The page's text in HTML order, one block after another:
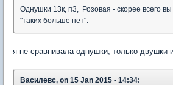
Однушки 13к, п3, Розовая - скорее всего
"таких больше нет".
я не сравнивала однушки, только двушки
Василевс, on 15 Jan 2015 - 14:34: